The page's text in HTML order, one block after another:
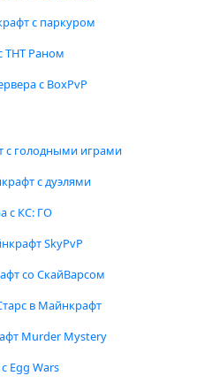
с паркуром
ТНТ Раном
с BoxPvP
с голодными играми
с дуэлями
с КС: ГО
SkyPvP
со СкайВарсом
в Майнкрафт
Murder Mystery
Egg Wars